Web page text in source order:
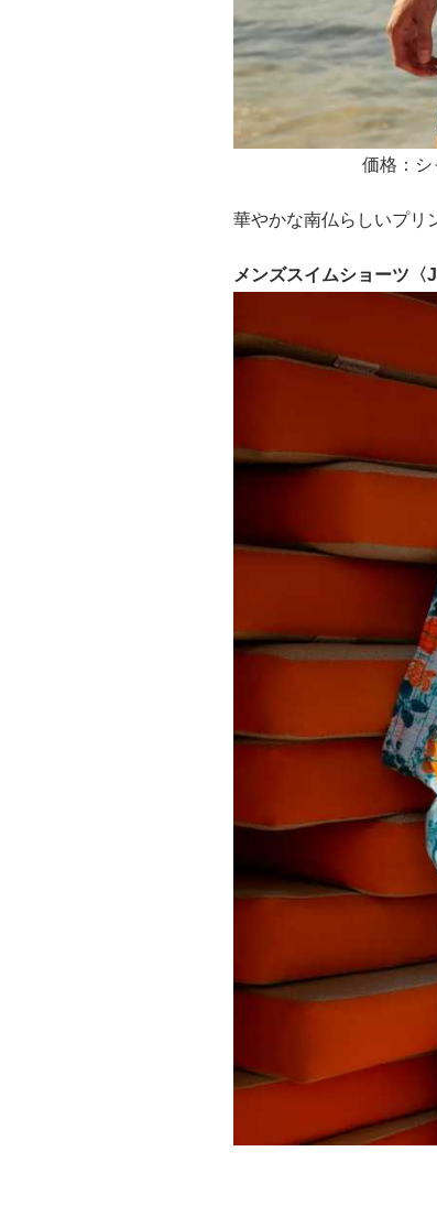
価格：シ
華やかな南仏らしいプリ
メンズスイムショーツ〈